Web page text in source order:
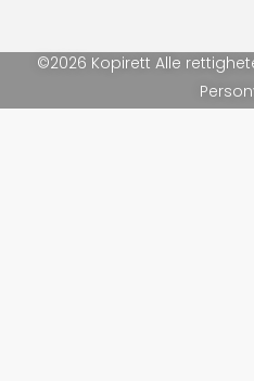
©2026 Kopirett Alle